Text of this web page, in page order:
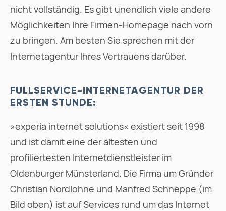
nicht vollständig. Es gibt unendlich viele andere
Möglichkeiten Ihre Firmen-Homepage nach vorn
zu bringen. Am besten Sie sprechen mit der
Internetagentur Ihres Vertrauens darüber.
FULLSERVICE-INTERNETAGENTUR DER
ERSTEN STUNDE:
»experia internet solutions« existiert seit 1998
und ist damit eine der ältesten und
profiliertesten Internetdienstleister im
Oldenburger Münsterland. Die Firma um Gründer
Christian Nordlohne und Manfred Schneppe (im
Bild oben) ist auf Services rund um das Internet